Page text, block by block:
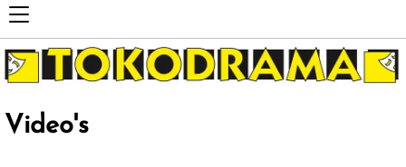
Video's